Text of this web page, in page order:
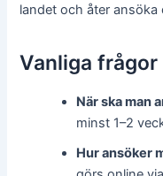
landet och åter ansöka
Vanliga frågor
När ska man
minst 1–2
Hur ansöker